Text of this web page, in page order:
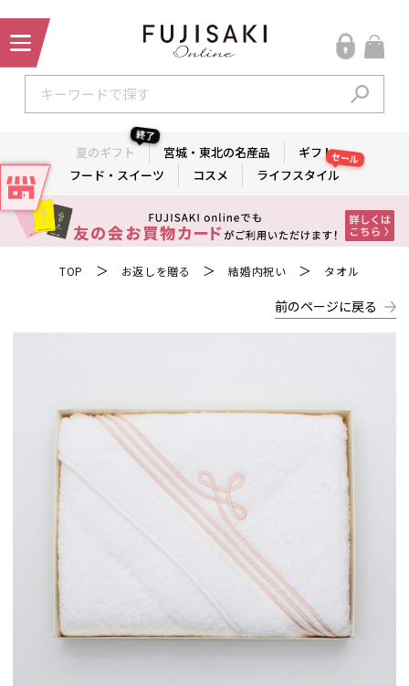
夏のギフト
終了
宮城・東北の名産品
ギフト
フード・スイーツ
コスメ ライフスタイル
セール
TOP ＞ お返しを贈る ＞ 結婚内祝い ＞ タオル
前のページに戻る